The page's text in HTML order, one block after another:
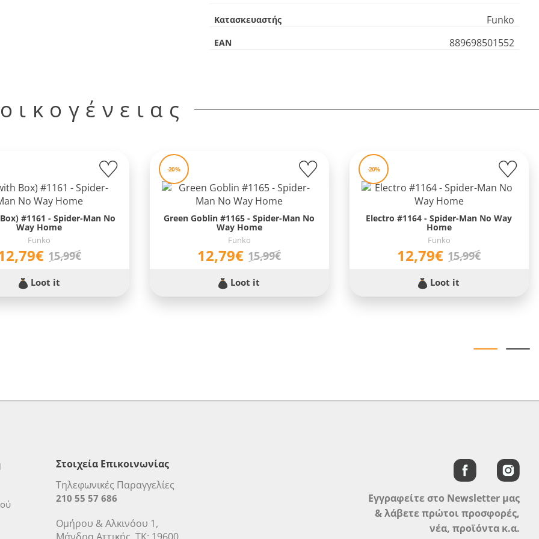
Κατασκευαστής Funko
EAN 889698501552
#1161 - Spider-Man No
Way Home
Funko
15,99€
Loot it
-20%
Green Goblin #1165 - Spider-Man No
Way Home
Funko
12,79€ 15,99€
Loot it
-20%
Electro #1164 - Spider-Man No Way
Home
Funko
12,79€ 15,99€
Loot it
Στοιχεία Επικοινωνίας
Τηλεφωνικές Παραγγελίες
210 55 57 686
Ομήρου & Αλκινόου 1,
Εγγραφείτε στο Newsletter μας
& λάβετε πρώτοι προσφορές,
νέα, προϊόντα κ.α.